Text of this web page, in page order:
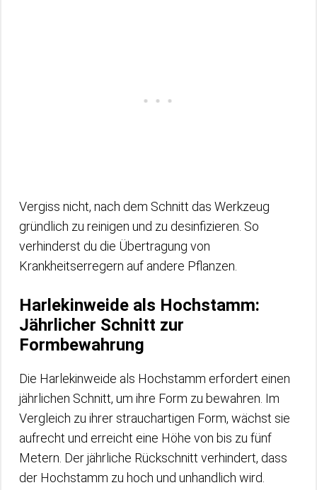
Vergiss nicht, nach dem Schnitt das Werkzeug
gründlich zu reinigen und zu desinfizieren. So
verhinderst du die Übertragung von
Krankheitserregern auf andere Pflanzen.
Harlekinweide als Hochstamm:
Jährlicher Schnitt zur
Formbewahrung
Die Harlekinweide als Hochstamm erfordert einen
jährlichen Schnitt, um ihre Form zu bewahren. Im
Vergleich zu ihrer strauchartigen Form, wächst sie
aufrecht und erreicht eine Höhe von bis zu fünf
Metern. Der jährliche Rückschnitt verhindert, dass
der Hochstamm zu hoch und unhandlich wird.